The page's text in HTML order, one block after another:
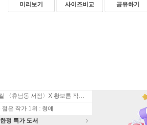
미리보기 사이즈비교 공유하기
뮤지컬 〈휴남동 서점〉X 황보름 작가 북토크
은 작가 1위 : 청예
정 특가 도서